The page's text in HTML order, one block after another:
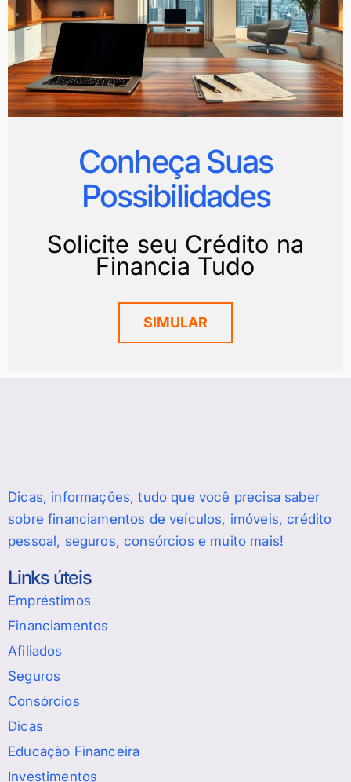
Conheça Suas
Possibilidades
Solicite seu Crédito na
Financia Tudo
SIMULAR
Dicas, informações, tudo que você precisa saber
sobre financiamentos de veículos, imóveis, crédito
pessoal, seguros, consórcios e muito mais!
Links úteis
Empréstimos
Financiamentos
Afiliados
Seguros
Consórcios
Dicas
Educação Financeira
Investimentos